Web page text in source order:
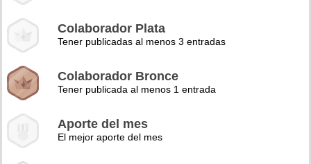
Colaborador Plata
Tener publicadas al menos 3 entradas
Colaborador Bronce
Tener publicada al menos 1 entrada
Aporte del mes
El mejor aporte del mes